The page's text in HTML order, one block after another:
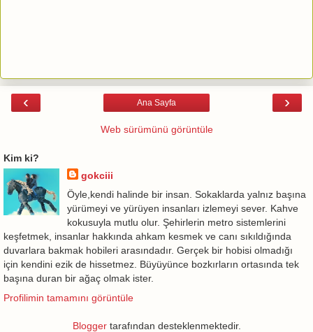
‹ ›
Ana Sayfa
Web sürümünü görüntüle
Kim ki?
gokciii
Öyle,kendi halinde bir insan. Sokaklarda yalnız başına
yürümeyi ve yürüyen insanları izlemeyi sever. Kahve
kokusuyla mutlu olur. Şehirlerin metro sistemlerini
keşfetmek, insanlar hakkında ahkam kesmek ve canı sıkıldığında
duvarlara bakmak hobileri arasındadır. Gerçek bir hobisi olmadığı
için kendini ezik de hissetmez. Büyüyünce bozkırların ortasında tek
başına duran bir ağaç olmak ister.
Profilimin tamamını görüntüle
Bloggertarafından desteklenmektedir.